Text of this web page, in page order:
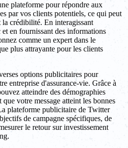
plateforme pour répondre aux
par vos clients potentiels, ce qui peut
crédibilité. En interagissant
en fournissant des informations
comme un expert dans le
plus attrayante pour les clients
options publicitaires pour
entreprise d'assurance-vie. Grâce à
atteindre des démographies
votre message atteint les bonnes
plateforme publicitaire de Twitter
de campagne spécifiques, de
le retour sur investissement